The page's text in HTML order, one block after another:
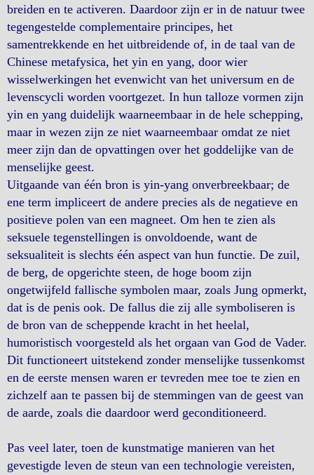
breiden en te activeren. Daardoor zijn er in de natuur twee
tegengestelde complementaire principes, het
samentrekkende en het uitbreidende of, in de taal van de
Chinese metafysica, het yin en yang, door wier
wisselwerkingen het evenwicht van het universum en de
levenscycli worden voortgezet. In hun talloze vormen zijn
yin en yang duidelijk waarneembaar in de hele schepping,
maar in wezen zijn ze niet waarneembaar omdat ze niet
meer zijn dan de opvattingen over het goddelijke van de
menselijke geest.
Uitgaande van één bron is yin-yang onverbreekbaar; de
ene term impliceert de andere precies als de negatieve en
positieve polen van een magneet. Om hen te zien als
seksuele tegenstellingen is onvoldoende, want de
seksualiteit is slechts één aspect van hun functie. De zuil,
de berg, de opgerichte steen, de hoge boom zijn
ongetwijfeld fallische symbolen maar, zoals Jung opmerkt,
dat is de penis ook. De fallus die zij alle symboliseren is
de bron van de scheppende kracht in het heelal,
humoristisch voorgesteld als het orgaan van God de Vader.
Dit functioneert uitstekend zonder menselijke tussenkomst
en de eerste mensen waren er tevreden mee toe te zien en
zichzelf aan te passen bij de stemmingen van de geest van
de aarde, zoals die daardoor werd geconditioneerd.
Pas veel later, toen de kunstmatige manieren van het
gevestigde leven de steun van een technologie vereisten,